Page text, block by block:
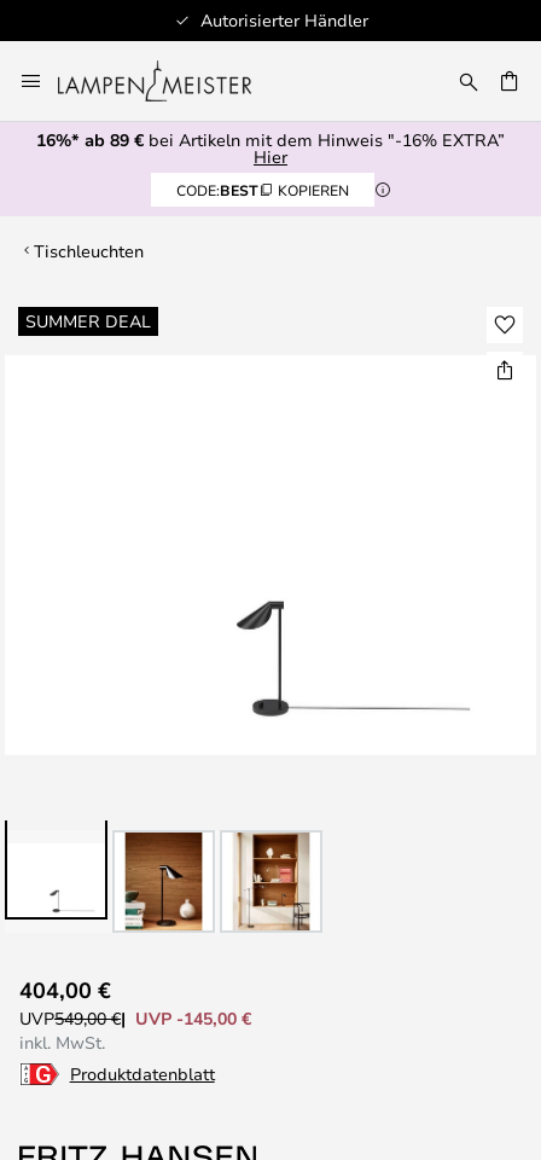
Autorisierter Händler
Inhalt
springen
16%* ab 89 € bei Artikeln mit dem Hinweis "-16% EXTRA”
Hier
CODE:BEST KOPIEREN
Tischleuchten
SUMMER DEAL
Zum
Ende
Anfang
der
Bildgalerie
springen
404,00 €
UVP549,00 €
UVP -145,00 €
inkl. MwSt.
Produktdatenblatt